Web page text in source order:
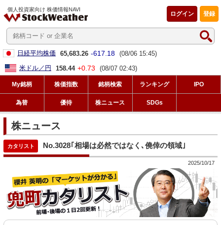
個人投資家向け 株価情報NAVI
登録
ログイン
日経平均株価 65,683.26 -617.18 (08/06 15:45)
米ドル／円
158.44 +0.73 (08/07 02:43)
My銘柄 株価指数 銘柄検索 ランキング IPO
為替 優待 株ニュース SDGs
株ニュース
No.3028｢相場は必然ではなく､僥倖の領域｣
2025/10/17